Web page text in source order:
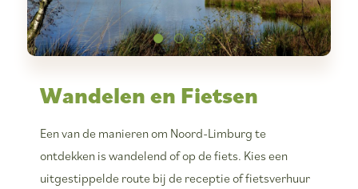
Wandelen en Fietsen
Een van de manieren om Noord-Limburg te
ontdekken is wandelend of op de fiets. Kies een
uitgestippelde route bij de receptie of fietsverhuur